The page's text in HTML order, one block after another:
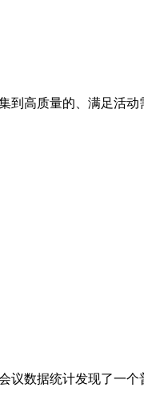
高质量的、满足活
数据统计发现了一